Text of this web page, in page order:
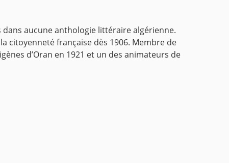
aucune anthologie littéraire algérienne.
citoyenneté française dès 1906. Membre de
d’Oran en 1921 et un des animateurs de